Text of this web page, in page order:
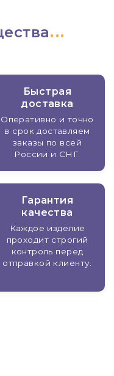
Быстрая
доставка
Оперативно и точно
в срок доставляем
заказы по всей
России и СНГ.
Гарантия
качества
Каждое изделие
проходит строгий
контроль перед
отправкой клиенту.